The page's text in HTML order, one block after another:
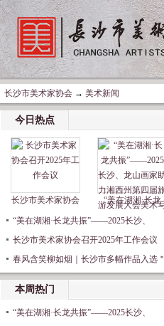
长沙市美术家协会 → 美术新闻
今日热点
长沙市美术家协会 “美在湖湘·长龙
“美在湖湘·长龙共振”——2025长沙、
长沙市美术家协会召开2025年工作会议
春风含笑柳如烟｜长沙市多幅作品入选＂
本周热门
“美在湖湘·长龙共振”——2025长沙、